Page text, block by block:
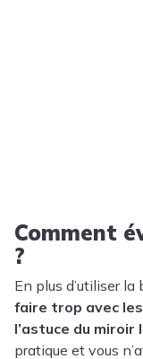
Comment
?
En plus d’utiliser la
faire trop avec
l’astuce du miroir
pratique et vous